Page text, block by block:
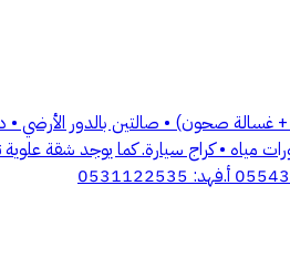
راكب بالكامل (فرن + طباخ سيراميك + غسالة صحون)